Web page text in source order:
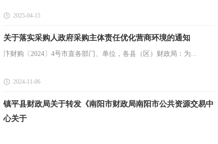
2025-04-15
关于落实采购人政府采购主体责任优化营商环境的通知
汴财购〔2024〕4号市直各部门、单位，各县（区）财政局：为...
2024-11-06
镇平县财政局关于转发《南阳市财政局南阳市公共资源交易中
心关于